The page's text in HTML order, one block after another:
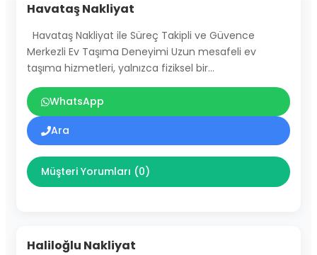
Havataş Nakliyat
Havataş Nakliyat ile Süreç Takipli ve Güvence
Merkezli Ev Taşıma Deneyimi Uzun mesafeli ev
taşıma hizmetleri, yalnızca fiziksel bir…
WhatsApp
Ara
Müşteri Yorumları (0)
Haliloğlu Nakliyat